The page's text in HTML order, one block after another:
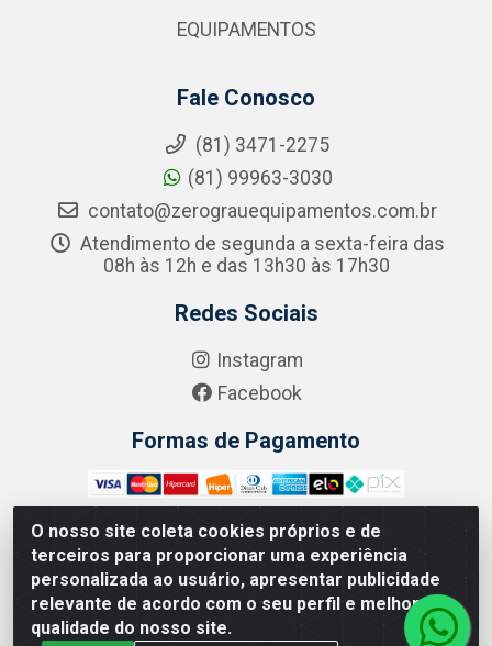
O nosso site coleta cookies próprios e de
terceiros para proporcionar uma experiência
personalizada ao usuário, apresentar publicidade
relevante de acordo com o seu perfil e melhorar a
qualidade do nosso site.
EQUIPAMENTOS
Fale Conosco
(81) 3471-2275
(81) 99963-3030
contato@zerograuequipamentos.com.br
Atendimento de segunda a sexta-feira das
08h às 12h e das 13h30 às 17h30
Redes Sociais
Instagram
Facebook
Formas de Pagamento
Zero Grau - Rua Jean Emile Favre, 746 - Ipsep,
Recife/PE - CEP 51.190-450 - CNPJ 09.132.989/0001-61